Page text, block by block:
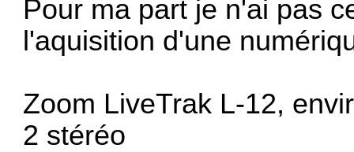
Pour ma part je n'ai pas
l'aquisition d'une
Zoom LiveTrak L-12,
2 stéréo